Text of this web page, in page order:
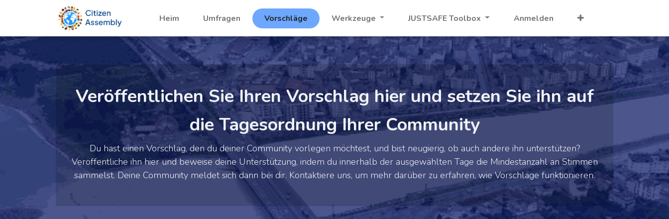
Heim Umfragen Vorschläge Werkzeuge JUSTSAFE Toolbox Anmelden
Veröffentlichen Sie Ihren Vorschlag hier und setzen Sie ihn auf
die Tagesordnung Ihrer Community
Du hast einen Vorschlag, den du deiner Community vorlegen möchtest, und bist neugierig, ob auch andere ihn unterstützen?
Veröffentliche ihn hier und beweise deine Unterstützung, indem du innerhalb der ausgewählten Tage die Mindestanzahl an Stimmen
sammelst. Deine Community meldet sich dann bei dir. Kontaktiere uns, um mehr darüber zu erfahren, wie Vorschläge funktionieren.